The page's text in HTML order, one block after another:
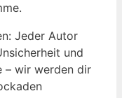
Jeder Autor
und
– wir werden dir